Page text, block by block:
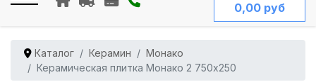
0,00 руб
Каталог Керамин
Монако
Керамическая плитка Монако 2 750x250